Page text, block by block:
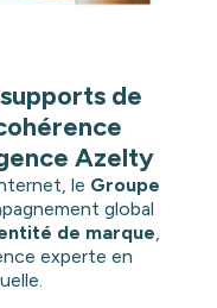
de
Azelty
le Groupe
global
de marque,
experte en